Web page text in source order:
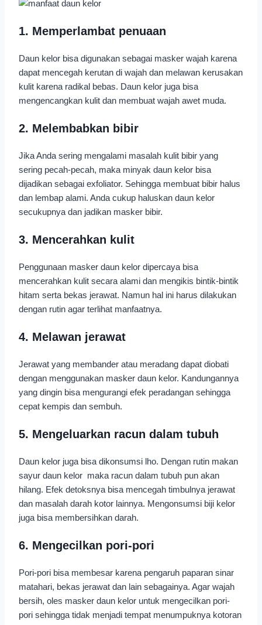
1. Memperlambat penuaan
Daun kelor bisa digunakan sebagai masker wajah karena
dapat mencegah kerutan di wajah dan melawan kerusakan
kulit karena radikal bebas. Daun kelor juga bisa
mengencangkan kulit dan membuat wajah awet muda.
2. Melembabkan bibir
Jika Anda sering mengalami masalah kulit bibir yang
sering pecah-pecah, maka minyak daun kelor bisa
dijadikan sebagai exfoliator. Sehingga membuat bibir halus
dan lembap alami. Anda cukup haluskan daun kelor
secukupnya dan jadikan masker bibir.
3. Mencerahkan kulit
Penggunaan masker daun kelor dipercaya bisa
mencerahkan kulit secara alami dan mengikis bintik-bintik
hitam serta bekas jerawat. Namun hal ini harus dilakukan
dengan rutin agar terlihat manfaatnya.
4. Melawan jerawat
Jerawat yang membander atau meradang dapat diobati
dengan menggunakan masker daun kelor. Kandungannya
yang dingin bisa mengurangi efek peradangan sehingga
cepat kempis dan sembuh.
5. Mengeluarkan racun dalam tubuh
Daun kelor juga bisa dikonsumsi lho. Dengan rutin makan
sayur daun kelor maka racun dalam tubuh pun akan
hilang. Efek detoksnya bisa mencegah timbulnya jerawat
dan masalah darah kotor lainnya. Mengonsumsi biji kelor
juga bisa membersihkan darah.
6. Mengecilkan pori-pori
Pori-pori bisa membesar karena pengaruh paparan sinar
matahari, bekas jerawat dan lain sebagainya. Agar wajah
bersih, oles masker daun kelor untuk mengecilkan pori-
pori sehingga tidak menjadi tempat menumpuknya kotoran